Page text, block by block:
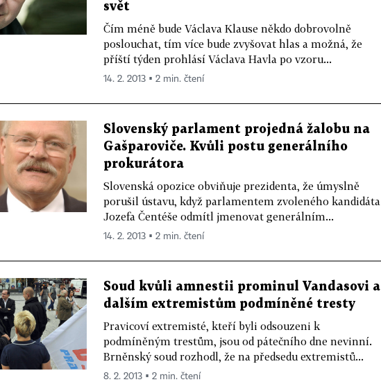
svět
Čím méně bude Václava Klause někdo dobrovolně
poslouchat, tím více bude zvyšovat hlas a možná, že
příští týden prohlásí Václava Havla po vzoru...
14. 2. 2013 ▪ 2 min. čtení
Slovenský parlament projedná žalobu na
Gašparoviče. Kvůli postu generálního
prokurátora
Slovenská opozice obviňuje prezidenta, že úmyslně
porušil ústavu, když parlamentem zvoleného kandidáta
Jozefa Čentéše odmítl jmenovat generálním...
14. 2. 2013 ▪ 2 min. čtení
Soud kvůli amnestii prominul Vandasovi a
dalším extremistům podmíněné tresty
Pravicoví extremisté, kteří byli odsouzeni k
podmíněným trestům, jsou od pátečního dne nevinní.
Brněnský soud rozhodl, že na předsedu extremistů...
8. 2. 2013 ▪ 2 min. čtení